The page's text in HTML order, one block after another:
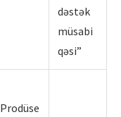
dəstək
müsabi
qəsi”
Prodüse